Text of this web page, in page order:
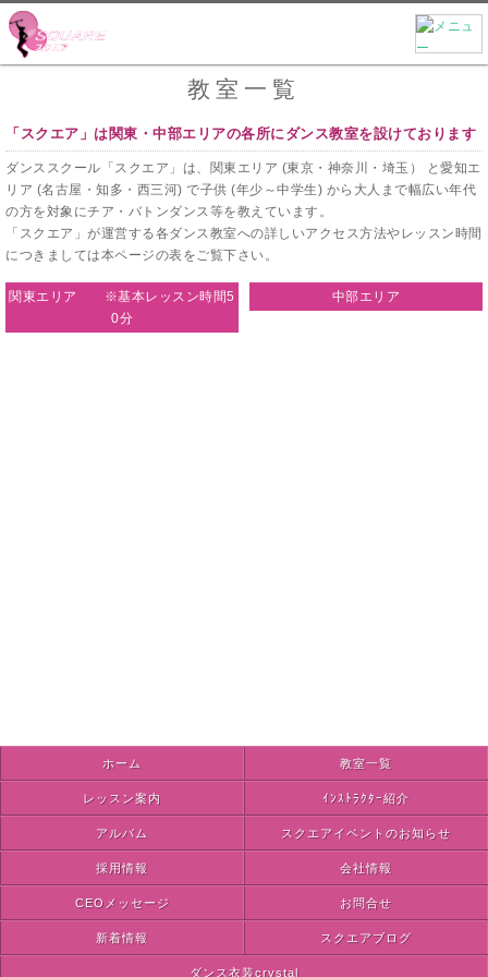
教室一覧
「スクエア」は関東・中部エリアの各所にダンス教室を設けております
ダンススクール「スクエア」は、関東エリア (東京・神奈川・埼玉） と愛知エ
リア (名古屋・知多・西三河) で子供 (年少～中学生) から大人まで幅広い年代
の方を対象にチア・バトンダンス等を教えています。
「スクエア」が運営する各ダンス教室への詳しいアクセス方法やレッスン時間
につきましては本ページの表をご覧下さい。
関東エリア ※基本レッスン時間5
0分
中部エリア
ホーム 教室一覧
レッスン案内 ｲﾝｽﾄﾗｸﾀｰ紹介
アルバム スクエアイベントのお知らせ
採用情報 会社情報
CEOメッセージ お問合せ
新着情報 スクエアブログ
ダンス衣装crystal